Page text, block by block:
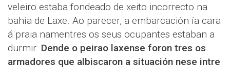
veleiro estaba fondeado de xeito incorrecto na
bahía de Laxe. Ao parecer, a embarcación ía cara
á praia namentres os seus ocupantes estaban a
durmir. Dende o peirao laxense foron tres os
armadores que albiscaron a situación nese intre